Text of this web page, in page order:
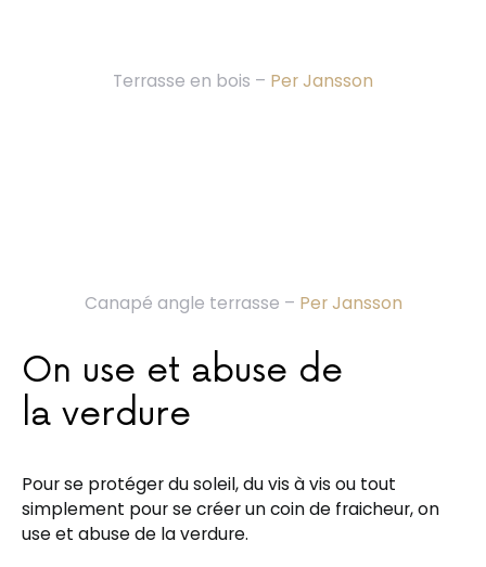
Terrasse en bois – Per Jansson
Canapé angle terrasse – Per Jansson
On use et abuse de
la verdure
Pour se protéger du soleil, du vis à vis ou tout
simplement pour se créer un coin de fraicheur, on
use et abuse de la verdure.